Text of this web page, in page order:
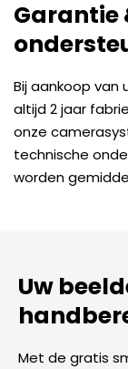
Garantie
Bij aankoop
altijd 2 jaar
onze
technische
worden
Uw
Met de gratis